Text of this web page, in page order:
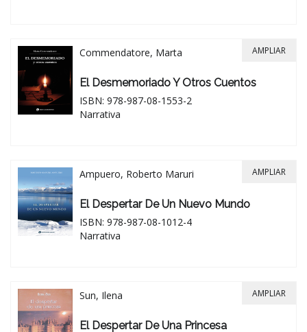
Commendatore, Marta
El Desmemoriado Y Otros Cuentos
ISBN: 978-987-08-1553-2
Narrativa
AMPLIAR
Ampuero, Roberto Maruri
El Despertar De Un Nuevo Mundo
ISBN: 978-987-08-1012-4
Narrativa
AMPLIAR
Sun, Ilena
El Despertar De Una Princesa
AMPLIAR